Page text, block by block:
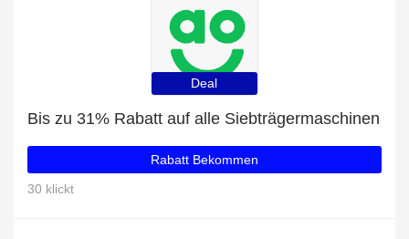
Deal
Bis zu 31% Rabatt auf alle Siebträgermaschinen
Rabatt Bekommen
30 klickt